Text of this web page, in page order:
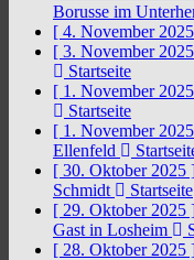
Borusse im
[ 4. November
[ 3. November
Startseite
[ 1. November
Startseite
[ 1. November
Ellenfeld
[ 30. Oktober 2025
Schmidt
Startseite
[ 29. Oktober 2025
Gast in Losheim
[ 28. Oktober 2025